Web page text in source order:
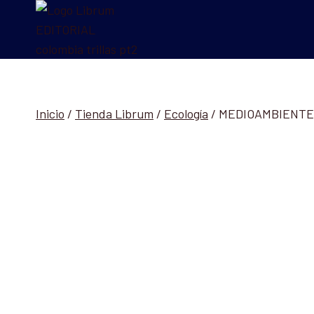
contenido
Inicio / Tienda Librum / Ecología /